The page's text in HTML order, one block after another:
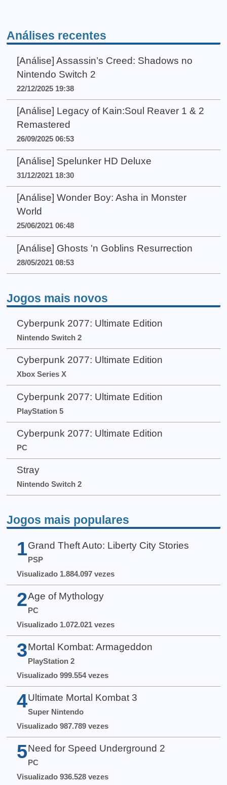
Análises recentes
[Análise] Assassin’s Creed: Shadows no
Nintendo Switch 2
22/12/2025 19:38
[Análise] Legacy of Kain:Soul Reaver 1 & 2
Remastered
26/09/2025 06:53
[Análise] Spelunker HD Deluxe
31/12/2021 18:30
[Análise] Wonder Boy: Asha in Monster
World
25/06/2021 06:48
[Análise] Ghosts 'n Goblins Resurrection
28/05/2021 08:53
Jogos mais novos
Cyberpunk 2077: Ultimate Edition
Nintendo Switch 2
Cyberpunk 2077: Ultimate Edition
Xbox Series X
Cyberpunk 2077: Ultimate Edition
PlayStation 5
Cyberpunk 2077: Ultimate Edition
PC
Stray
Nintendo Switch 2
Jogos mais populares
1 Grand Theft Auto: Liberty City Stories
PSP
Visualizado 1.884.097 vezes
2 Age of Mythology
PC
Visualizado 1.072.021 vezes
3 Mortal Kombat: Armageddon
PlayStation 2
Visualizado 999.554 vezes
4 Ultimate Mortal Kombat 3
Super Nintendo
Visualizado 987.789 vezes
5 Need for Speed Underground 2
PC
Visualizado 936.528 vezes